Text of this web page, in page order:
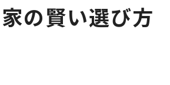
立案ガイド
の賢い選び方